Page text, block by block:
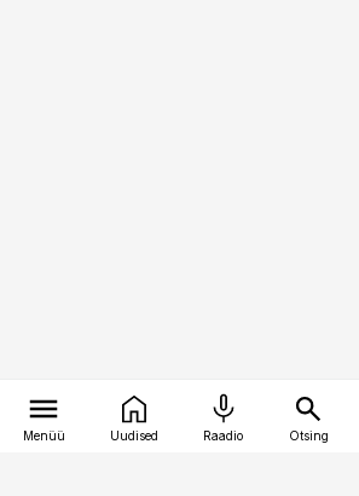
Menüü Uudised Raadio Otsing